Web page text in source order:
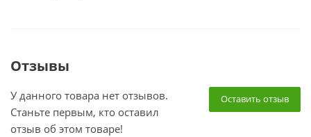
Отзывы
Оставить отзыв
У данного товара нет отзывов.
Станьте первым, кто оставил
отзыв об этом товаре!